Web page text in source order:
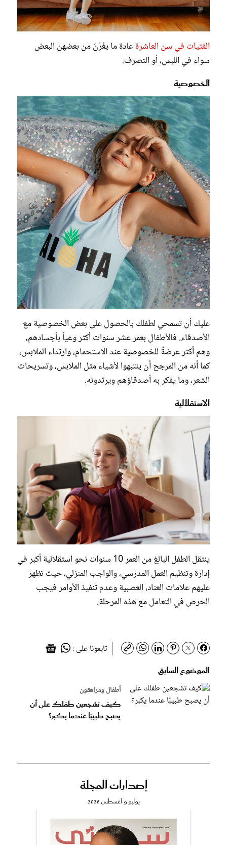
الفتيات في سن العاشرةعادة ما يغَرْنَ من بعضهن البعض
سواء في اللبس، أو التصرف.
الخصوصية
عليك أن تسمحي لطفلك بالحصول على بعض الخصوصية مع
الأصدقاء. فالأطفال بعمر عشر سنوات أكثر وعياً بأجسادهم،
وهم أكثر عرضةً للخصوصية عند الاستحمام، وارتداء الملابس،
كما أنه من المرجح أن ينتبهوا لأشياء مثل الملابس، وتسريحات
الشعر، وما يفكر به أصدقاؤهم ويرتدونه.
الاستقلالية
ينتقل الطفل البالغ من العمر 10 سنوات نحو استقلالية أكبر في
إدارة وتنظيم العمل المدرسي، والواجب المنزلي، حيث تظهر
عليهم علامات العناد، العصبية وعدم تنفيذ الأوامر فيجب
الحرص في التعامل مع هذه المرحلة.
تابعونا على :
الموضوع السابق
أطفال ومراهقون
كيف تشجعين طفلك على أن
يصبح طبيبًا عندما يكبر؟
إصدارات المجلة
يوليو و أغسطس 2026